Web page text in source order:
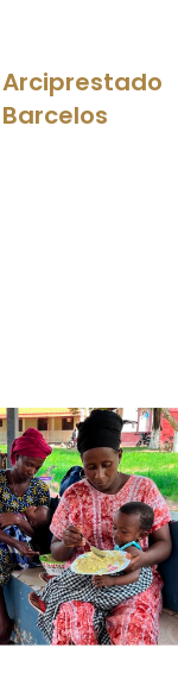
Arciprestado
Barcelos